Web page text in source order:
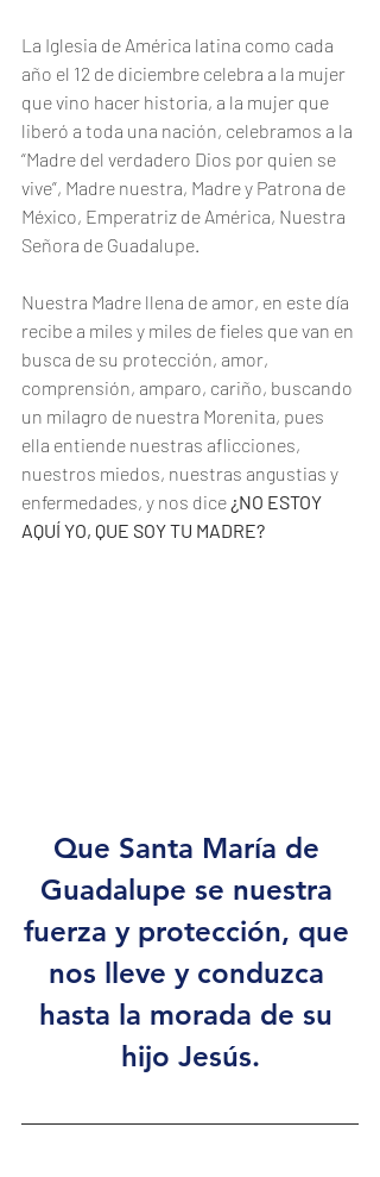
La Iglesia de América latina como cada
año el 12 de diciembre celebra a la mujer
que vino hacer historia, a la mujer que
liberó a toda una nación, celebramos a la
“Madre del verdadero Dios por quien se
vive”, Madre nuestra, Madre y Patrona de
México, Emperatriz de América, Nuestra
Señora de Guadalupe.
Nuestra Madre llena de amor, en este día
recibe a miles y miles de fieles que van en
busca de su protección, amor,
comprensión, amparo, cariño, buscando
un milagro de nuestra Morenita, pues
ella entiende nuestras aflicciones,
nuestros miedos, nuestras angustias y
enfermedades, y nos dice ¿NO ESTOY
AQUÍ YO, QUE SOY TU MADRE?
Que Santa María de
Guadalupe se nuestra
fuerza y protección, que
nos lleve y conduzca
hasta la morada de su
hijo Jesús.